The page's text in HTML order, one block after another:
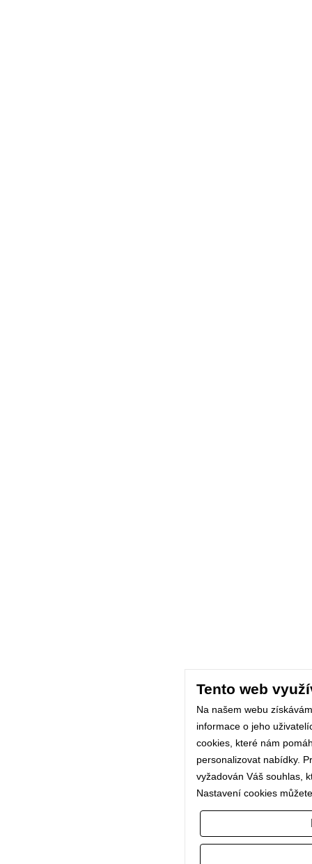
Tento web
Na našem webu
informace o jeho
cookies, které nám
personalizovat nabídky.
vyžadován Váš souhlas,
Nastavení cookies